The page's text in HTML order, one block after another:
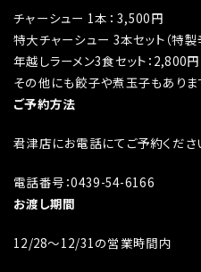
チャーシュー 1本： 3,500円
特大チャーシュー 3本セット（特
年越しラーメン3食セット：2,800円
その他にも餃子や煮玉子もありま
ご予約方法
君津店にお電話にてご予約くださ
電話番号：0439-54-6166
お渡し期間
12/28〜12/31の営業時間内